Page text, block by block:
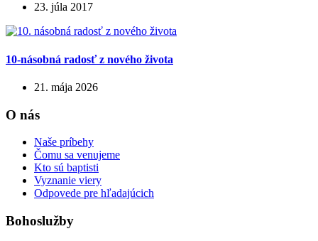
23. júla 2017
10-násobná radosť z nového života
21. mája 2026
O nás
Naše príbehy
Čomu sa venujeme
Kto sú baptisti
Vyznanie viery
Odpovede pre hľadajúcich
Bohoslužby